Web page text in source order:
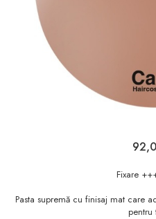
Sampon
Ser / Ulei
Tratamente
Fixare
Pasta supremă cu finisaj mat care
pentru